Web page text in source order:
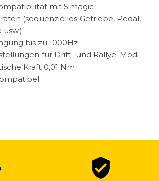
mit Simagic-
(sequenzielles Getriebe, Pedal,
bis zu 1000Hz
für Drift- und Rallye-Modi
Kraft 0,01 Nm
verified_user